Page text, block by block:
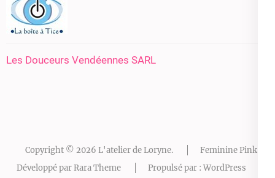
Les Douceurs Vendéennes SARL
Copyright © 2026 L'atelier de Loryne.
Feminine Pink |
Développé parRara Theme Propulsé par : WordPress